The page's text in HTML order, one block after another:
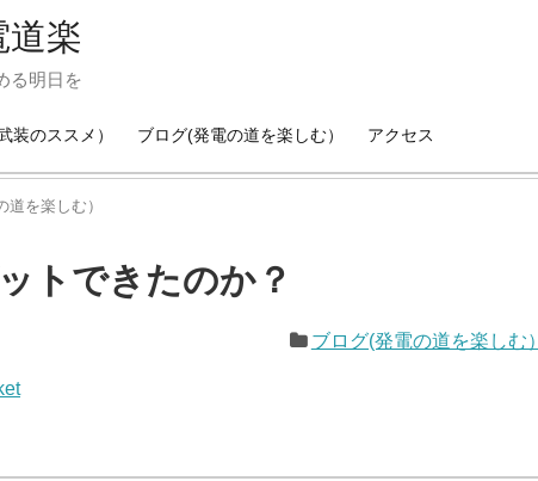
道楽
る明日を
装のススメ） ブログ(発電の道を楽しむ） アクセス
道を楽しむ）
トできたのか？
ブログ(発電の道を楽しむ）